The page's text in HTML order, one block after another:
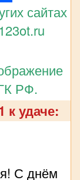
сайтах
РФ.
к удаче:
С днём